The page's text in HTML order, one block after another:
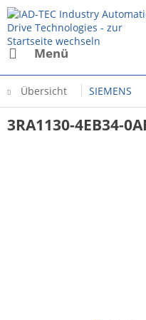
Menü
Übersicht SIEMENS
3RA1130-4EB34-